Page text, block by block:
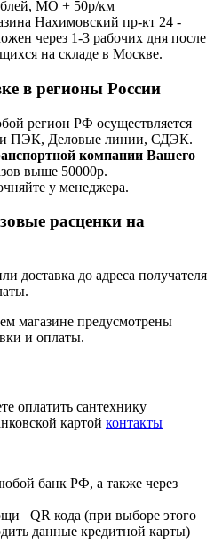
МО + 50р/км
Нахимовский пр-кт 24 -
через 1-3 рабочих дня после
на складе в Москве.
в регионы России
регион РФ осуществляется
ПЭК, Деловые линии, СДЭК.
компании Вашего
выше 50000р.
у менеджера.
расценки на
доставка до адреса получателя
магазине предусмотрены
и оплаты.
оплатить сантехнику
картой контакты
банк РФ, а также через
QR кода (при выборе этого
данные кредитной карты)